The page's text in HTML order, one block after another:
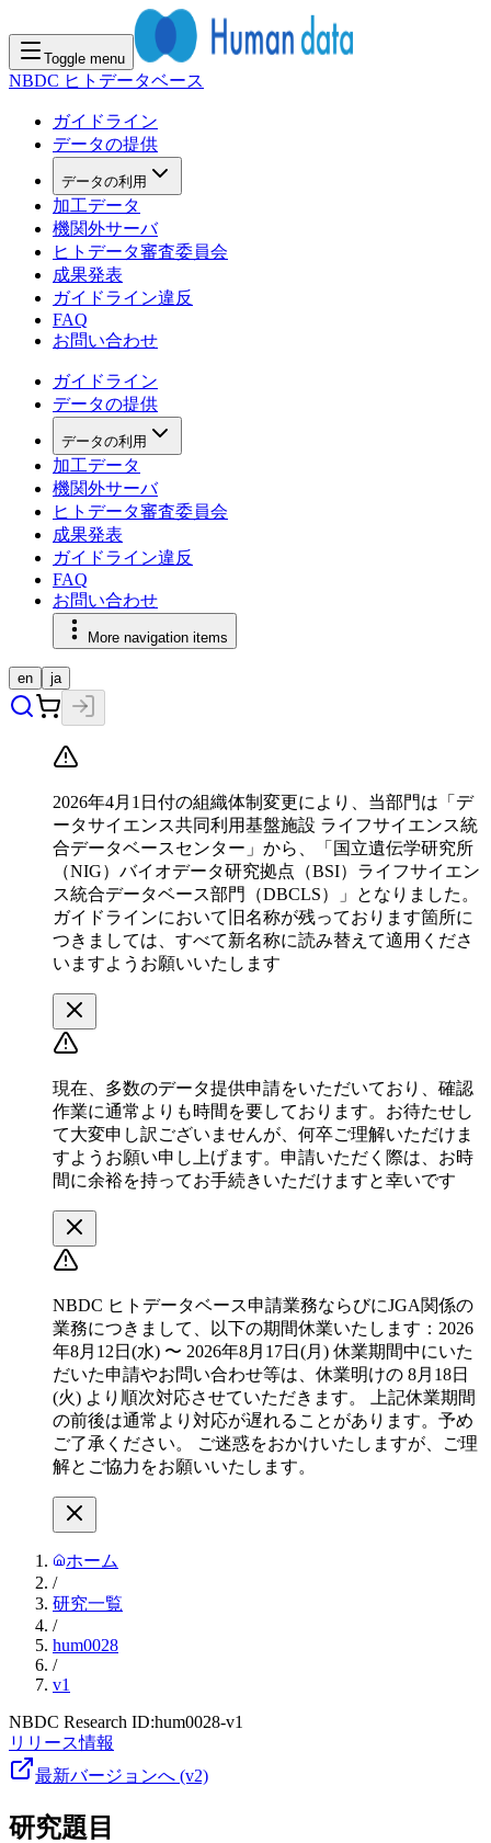
Toggle menu
NBDC ヒトデータベース
ガイドライン
データの提供
データの利用
加工データ
機関外サーバ
ヒトデータ審査委員会
成果発表
ガイドライン違反
FAQ
お問い合わせ
ガイドライン
データの提供
データの利用
加工データ
機関外サーバ
ヒトデータ審査委員会
成果発表
ガイドライン違反
FAQ
お問い合わせ
More navigation items
en ja
2026年4月1日付の組織体制変更により、当部門は「デ
ータサイエンス共同利用基盤施設 ライフサイエンス統
合データベースセンター」から、「国立遺伝学研究所
（NIG）バイオデータ研究拠点（BSI）ライフサイエン
ス統合データベース部門（DBCLS）」となりました。
ガイドラインにおいて旧名称が残っております箇所に
つきましては、すべて新名称に読み替えて適用くださ
いますようお願いいたします
現在、多数のデータ提供申請をいただいており、確認
作業に通常よりも時間を要しております。お待たせし
て大変申し訳ございませんが、何卒ご理解いただけま
すようお願い申し上げます。申請いただく際は、お時
間に余裕を持ってお手続きいただけますと幸いです
NBDC ヒトデータベース申請業務ならびにJGA関係の
業務につきまして、以下の期間休業いたします：2026
年8月12日(水) 〜 2026年8月17日(月) 休業期間中にいた
だいた申請やお問い合わせ等は、休業明けの 8月18日
(火) より順次対応させていただきます。 上記休業期間
の前後は通常より対応が遅れることがあります。予め
ご了承ください。 ご迷惑をおかけいたしますが、ご理
解とご協力をお願いいたします。
ホーム
/
研究一覧
/
hum0028
/
v1
NBDC Research ID:hum0028-v1
リリース情報
最新バージョンへ (v2)
研究題目